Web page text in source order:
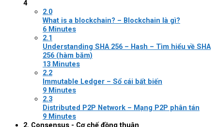
4
2.0
What is a blockchain? – Blockchain là gì?
6 Minutes
2.1
Understanding SHA 256 – Hash – Tìm hiểu về SHA
256 (hàm băm)
13 Minutes
2.2
Immutable Ledger – Sổ cái bất biến
9 Minutes
2.3
Distributed P2P Network – Mạng P2P phân tán
9 Minutes
2. Consensus - Cơ chế đồng thuận